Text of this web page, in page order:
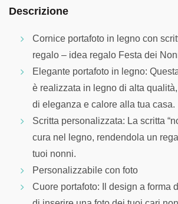
Descrizione
Cornice portafoto in legno con
regalo – idea regalo Festa dei
Elegante portafoto in legno:
è realizzata in legno di alta
di eleganza e calore alla tua casa.
Scritta personalizzata: La scritta
cura nel legno, rendendola un
tuoi nonni.
Personalizzabile con foto
Cuore portafoto: Il design a forma